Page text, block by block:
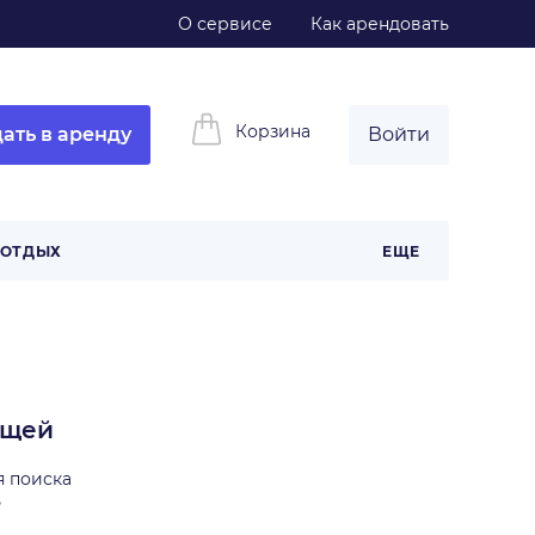
О сервисе Как арендовать
в аренду Корзина Войти
ЕЩЕ
поиска